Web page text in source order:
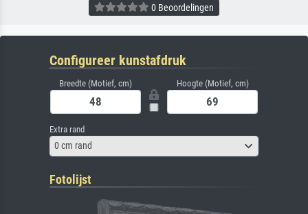
0 Beoordelingen
Configureer kunstafdruk
Breedte (Motief, cm) Hoogte (Motief, cm)
Extra rand
0 cm rand
Fotolijst